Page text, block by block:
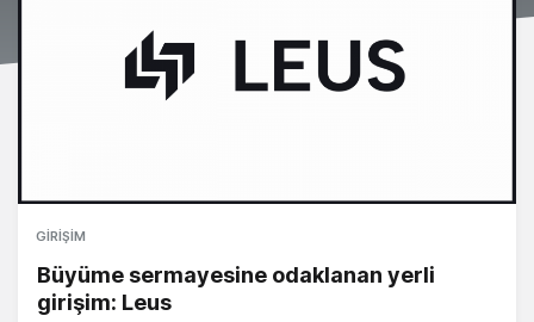
GIRIŞIM
Büyüme sermayesine odaklanan yerli
girişim: Leus